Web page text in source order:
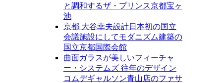
と調和するザ・プリンス京都宝ヶ
池
京都 大谷幸夫設計日本初の国立
会議施設にしてモダニズム建築の
国立京都国際会館
曲面ガラスが美しいフィーチャ
ー・システムズ 往年のデザイン
コムデギャルソン青山店のファサ